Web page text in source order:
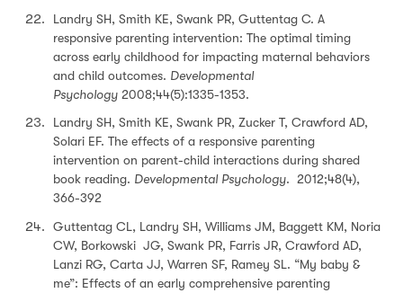
Landry SH, Smith KE, Swank PR, Guttentag C. A
responsive parenting intervention: The optimal timing
across early childhood for impacting maternal behaviors
and child outcomes. Developmental
Psychology 2008;44(5):1335-1353.
Landry SH, Smith KE, Swank PR, Zucker T, Crawford AD,
Solari EF. The effects of a responsive parenting
intervention on parent-child interactions during shared
book reading. Developmental Psychology. 2012;48(4),
366-392
Guttentag CL, Landry SH, Williams JM, Baggett KM, Noria
CW, Borkowski JG, Swank PR, Farris JR, Crawford AD,
Lanzi RG, Carta JJ, Warren SF, Ramey SL. “My baby &
me”: Effects of an early comprehensive parenting